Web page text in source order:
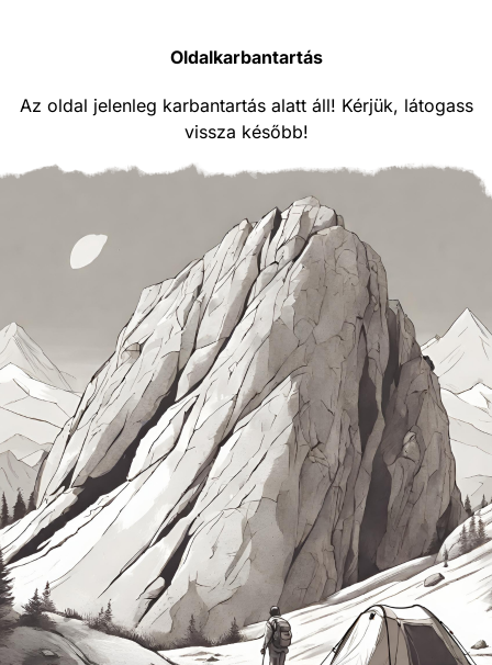
Oldalkarbantartás
Az oldal jelenleg karbantartás alatt áll! Kérjük, látogass
vissza később!